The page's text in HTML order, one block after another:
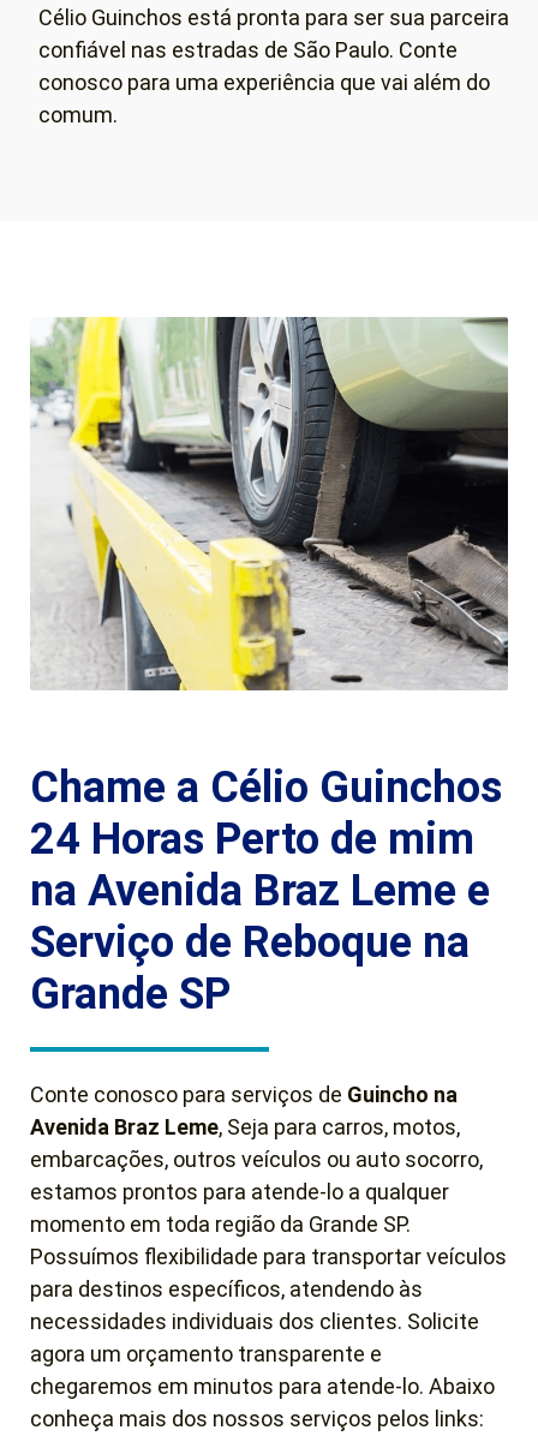
Célio Guinchos está pronta para ser sua parceira
confiável nas estradas de São Paulo. Conte
conosco para uma experiência que vai além do
comum.
Chame a Célio Guinchos
24 Horas Perto de mim
na Avenida Braz Leme e
Serviço de Reboque na
Grande SP
Conte conosco para serviços de Guincho na
Avenida Braz Leme, Seja para carros, motos,
embarcações, outros veículos ou auto socorro,
estamos prontos para atende-lo a qualquer
momento em toda região da Grande SP.
Possuímos flexibilidade para transportar veículos
para destinos específicos, atendendo às
necessidades individuais dos clientes. Solicite
agora um orçamento transparente e
chegaremos em minutos para atende-lo. Abaixo
conheça mais dos nossos serviços pelos links: